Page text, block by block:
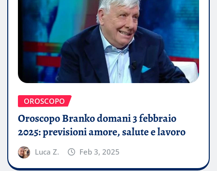
OROSCOPO
Oroscopo Branko domani 3 febbraio
2025: previsioni amore, salute e lavoro
Luca Z. Feb 3, 2025